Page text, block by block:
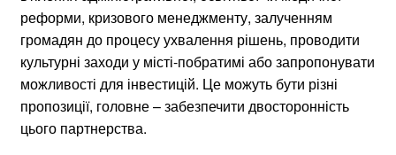
реформи, кризового менеджменту, залученням
громадян до процесу ухвалення рішень, проводити
культурні заходи у місті-побратимі або запропонувати
можливості для інвестицій. Це можуть бути різні
пропозиції, головне – забезпечити двосторонність
цього партнерства.